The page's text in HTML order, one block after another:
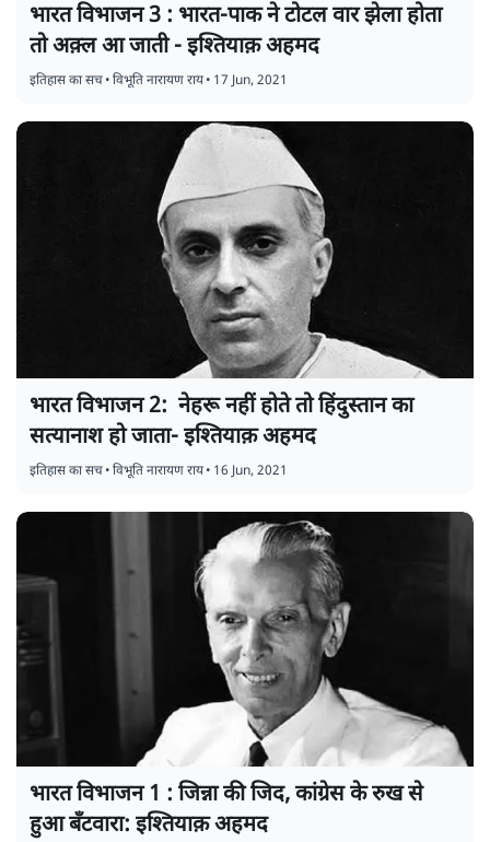
भारत विभाजन 3 : भारत-पाक ने टोटल वार झेला होता
तो अक़्ल आ जाती - इश्तियाक़ अहमद
इतिहास का सच•विभूति नारायण राय• 17 Jun, 2021
भारत विभाजन 2: नेहरू नहीं होते तो हिंदुस्तान का
सत्यानाश हो जाता- इश्तियाक़ अहमद
इतिहास का सच•विभूति नारायण राय• 16 Jun, 2021
भारत विभाजन 1 : जिन्ना की जिद, कांग्रेस के रुख से
हुआ बँटवारा: इश्तियाक़ अहमद